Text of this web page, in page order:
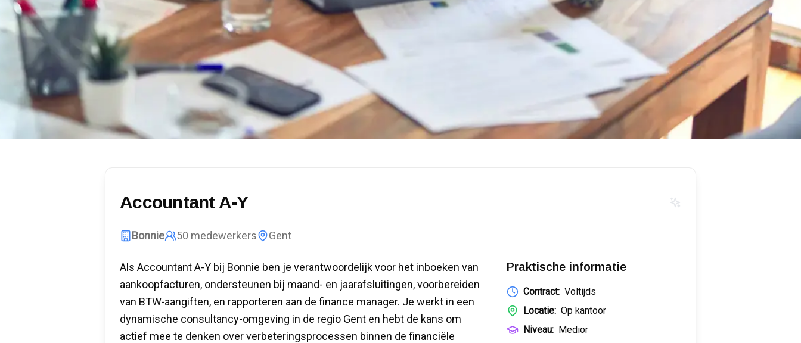
Accountant A-Y
Bonnie 50 medewerkers Gent
Als Accountant A-Y bij Bonnie ben je verantwoordelijk voor het inboeken van
aankoopfacturen, ondersteunen bij maand- en jaarafsluitingen, voorbereiden
van BTW-aangiften, en rapporteren aan de finance manager. Je werkt in een
dynamische consultancy-omgeving in de regio Gent en hebt de kans om
actief mee te denken over verbeteringsprocessen binnen de financiële
Praktische informatie
Contract: Voltijds
Locatie: Op kantoor
Niveau: Medior